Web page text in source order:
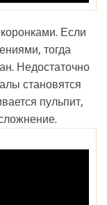
Если
тогда
Недостаточно
становятся
пульпит,